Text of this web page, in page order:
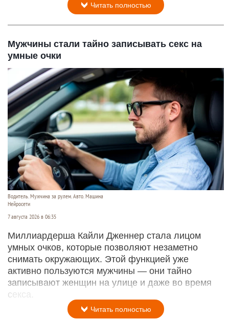
Читать полностью
Мужчины стали тайно записывать секс на
умные очки
Водитель. Мужчина за рулем. Авто. Машина
Нейросети
7 августа 2026 в 06:35
Миллиардерша Кайли Дженнер стала лицом
умных очков, которые позволяют незаметно
снимать окружающих. Этой функцией уже
активно пользуются мужчины — они тайно
записывают женщин на улице и даже во время
секса.
Читать полностью